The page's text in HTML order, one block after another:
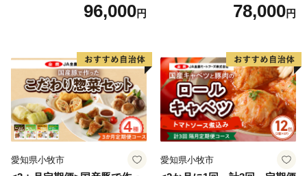
96,000円 78,000円
愛知県小牧市 愛知県小牧市